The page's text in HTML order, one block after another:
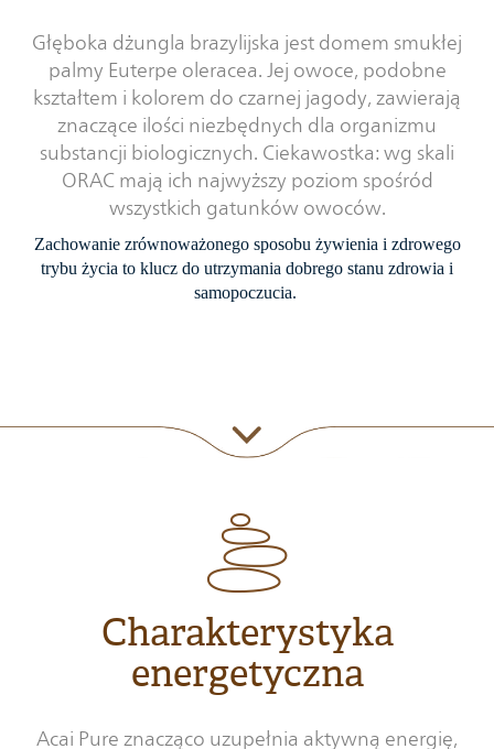
Głęboka dżungla brazylijska jest domem smukłej
palmy Euterpe oleracea. Jej owoce, podobne
kształtem i kolorem do czarnej jagody, zawierają
znaczące ilości niezbędnych dla organizmu
substancji biologicznych. Ciekawostka: wg skali
ORAC mają ich najwyższy poziom spośród
wszystkich gatunków owoców.
Zachowanie zrównoważonego sposobu żywienia i zdrowego
trybu życia to klucz do utrzymania dobrego stanu zdrowia i
samopoczucia.
Charakterystyka
energetyczna
Acai Pure znacząco uzupełnia aktywną energię,